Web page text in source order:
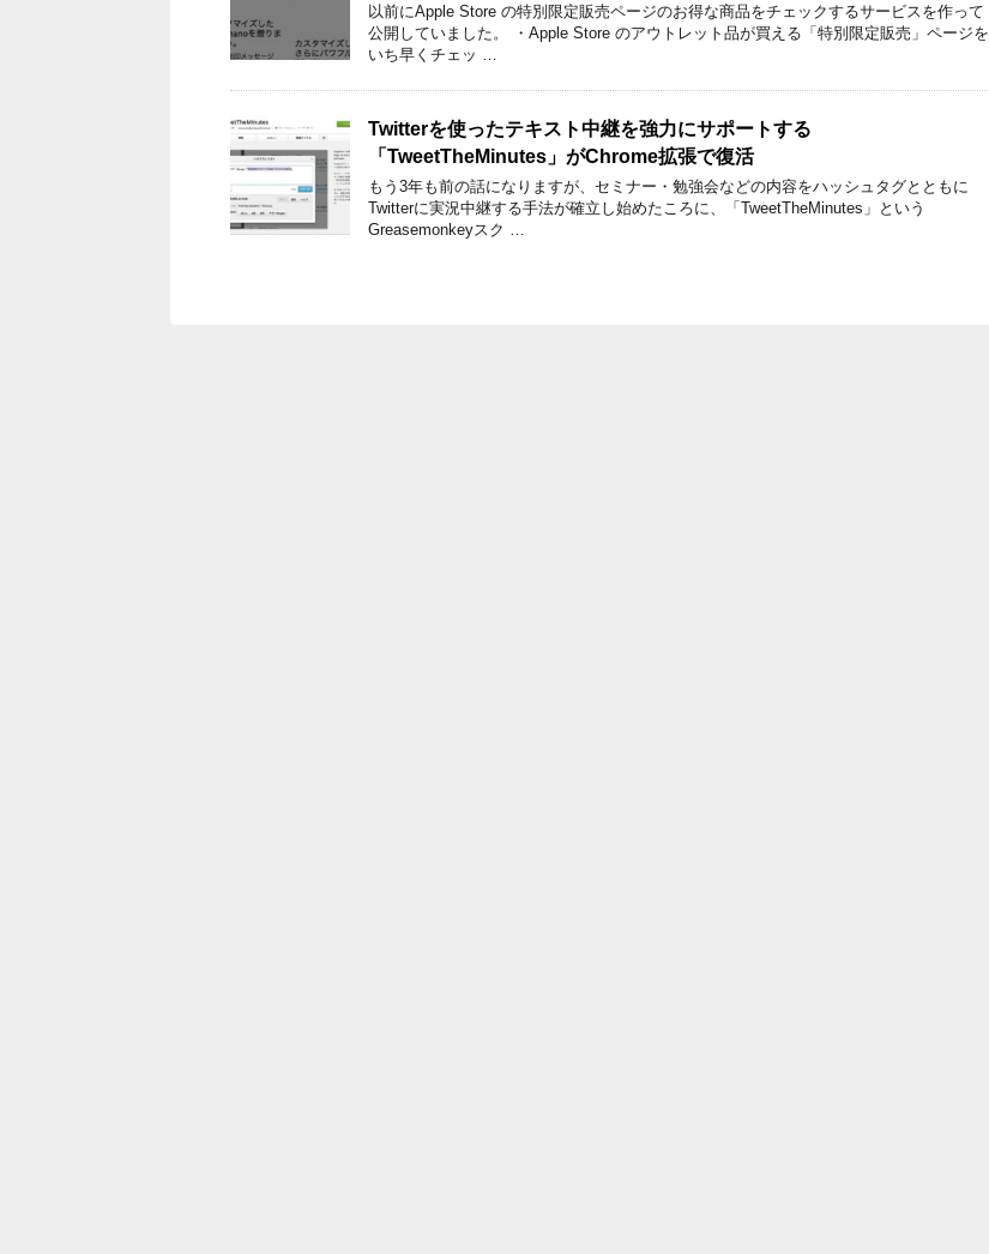
以前にApple Store の特別限定販売ページのお得な商品をチェックするサービスを作って
公開していました。 ・Apple Store のアウトレット品が買える「特別限定販売」ページを
いち早くチェッ …
Twitterを使ったテキスト中継を強力にサポートする
「TweetTheMinutes」がChrome拡張で復活
もう3年も前の話になりますが、セミナー・勉強会などの内容をハッシュタグとともに
Twitterに実況中継する手法が確立し始めたころに、「TweetTheMinutes」という
Greasemonkeyスク …